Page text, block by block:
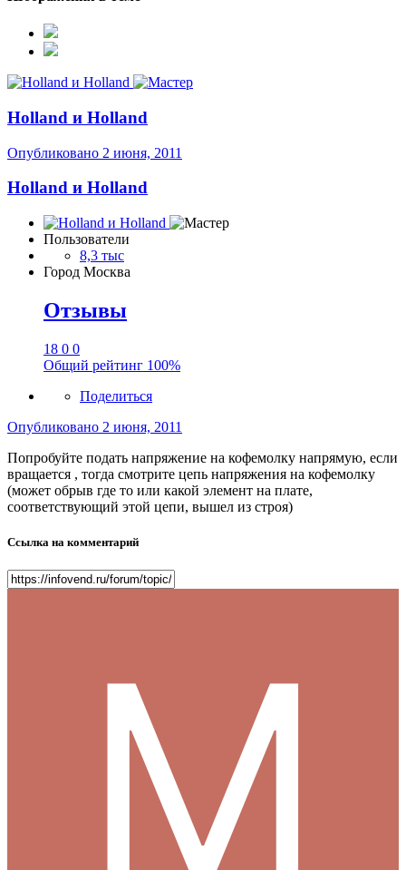
Holland и Holland
Опубликовано 2 июня, 2011
Holland и Holland
Пользователи
8,3 тыс
Город Москва
Отзывы
18 0 0
Общий рейтинг 100%
Поделиться
Опубликовано 2 июня, 2011
Попробуйте подать напряжение на кофемолку напрямую, если
вращается , тогда смотрите цепь напряжения на кофемолку
(может обрыв где то или какой элемент на плате,
соответствующий этой цепи, вышел из строя)
Ссылка на комментарий